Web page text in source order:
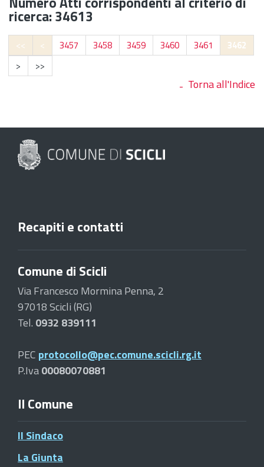
ricerca: 34613
<< < 3457 3458 3459 3460 3461
3462
>
>>
Torna all'Indice
Recapiti e contatti
Comune di Scicli
Via Francesco Mormina Penna, 2
97018 Scicli (RG)
Tel. 0932 839111
PEC protocollo@pec.comune.scicli.rg.it
P.Iva00080070881
Il Comune
Il Sindaco
La Giunta